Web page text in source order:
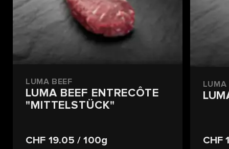
LUMA BEEF
LUMA BEEF ENTRECÔTE
"MITTELSTÜCK"
CHF 19.05 / 100g
LUMA
CHF